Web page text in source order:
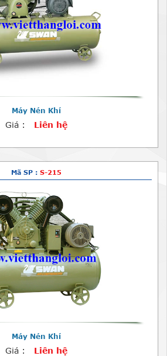
Máy Nén Khí
Giá : Liên hệ
Mã SP : S-215
Máy Nén Khí
Giá : Liên hệ